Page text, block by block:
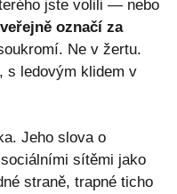
jste volili — nebo
veřejně označí za
Ne v žertu.
s ledovým klidem v
Jeho slova o
sítěmi jako
straně, trapné ticho